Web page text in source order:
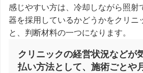
感じやすい方は、冷却しながら照射
器を採用しているかどうかをクリニ
と、判断材料の一つになります。
クリニックの経営状況などが
払い方法として、施術ごとや